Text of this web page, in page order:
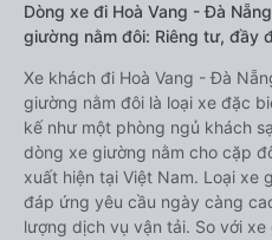
Dòng xe đi Hoà Vang - Đà
giường nằm đôi: Riêng tư, đầy
Xe khách đi Hoà Vang - Đà
giường nằm đôi là loại xe đặc
kế như một phòng ngủ khách
dòng xe giường nằm cho cặp
xuất hiện tại Việt Nam. Loại xe
đáp ứng yêu cầu ngày càng
lượng dịch vụ vận tải. So với